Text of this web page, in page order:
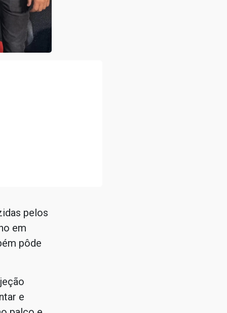
pelos
em
pôde
e